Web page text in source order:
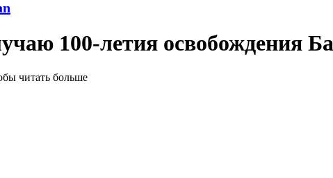
100-летия освобождения
читать больше